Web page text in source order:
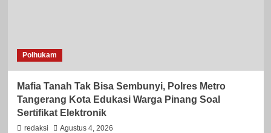
Polhukam
Mafia Tanah Tak Bisa Sembunyi, Polres Metro
Tangerang Kota Edukasi Warga Pinang Soal
Sertifikat Elektronik
redaksi Agustus 4, 2026